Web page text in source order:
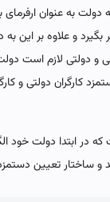
به عنوان ارفرمای
بگیرد و علاوه بر
لازم است دولت
کارگران دولتی و
که در ابتدا دولت
ساختار تعیین